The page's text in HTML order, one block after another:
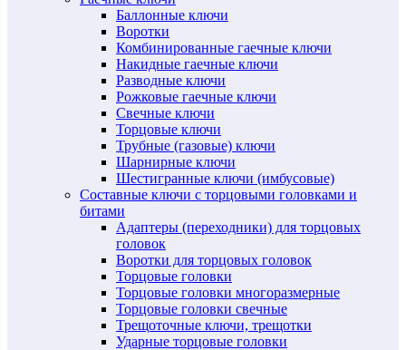
Баллонные ключи
Воротки
Комбинированные гаечные ключи
Накидные гаечные ключи
Разводные ключи
Рожковые гаечные ключи
Свечные ключи
Торцовые ключи
Трубные (газовые) ключи
Шарнирные ключи
Шестигранные ключи (имбусовые)
Составные ключи с торцовыми головками и
битами
Адаптеры (переходники) для торцовых
головок
Воротки для торцовых головок
Торцовые головки
Торцовые головки многоразмерные
Торцовые головки свечные
Трещоточные ключи, трещотки
Ударные торцовые головки